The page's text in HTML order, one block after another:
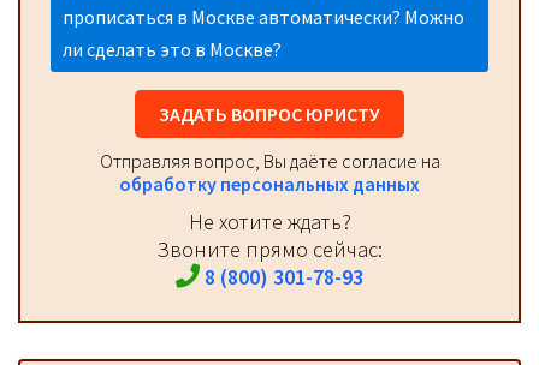
прописаться в Москве автоматически? Можно
ли сделать это в Москве?
ЗАДАТЬ ВОПРОС ЮРИСТУ
Отправляя вопрос, Вы даёте согласие на
обработку персональных данных
Не хотите ждать?
Звоните прямо сейчас:
8 (800) 301-78-93